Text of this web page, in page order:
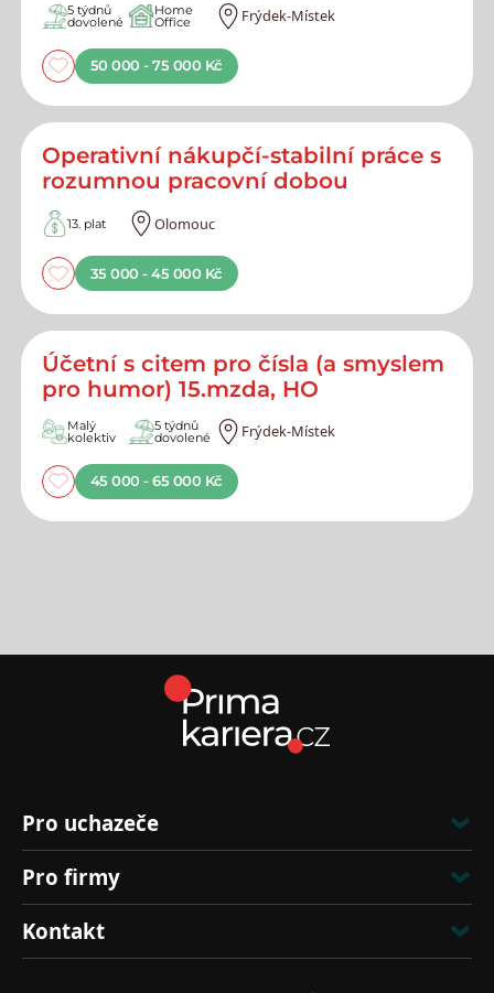
5 týdnů
dovolené
Home
Office Frýdek-Místek
50 000 - 75 000 Kč
Operativní nákupčí-stabilní práce s
rozumnou pracovní dobou
13. plat Olomouc
35 000 - 45 000 Kč
Účetní s citem pro čísla (a smyslem
pro humor) 15.mzda, HO
Malý
kolektiv
5 týdnů
dovolené Frýdek-Místek
45 000 - 65 000 Kč
Pro uchazeče
Pro firmy
Kontakt